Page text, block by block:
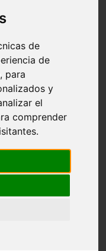
de
de
para
y
el
comprender